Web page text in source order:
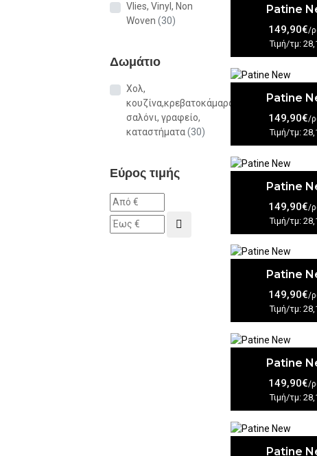
Vlies, Vinyl, Non
Woven (30)
Δωμάτιο
Χολ,
κουζίνα,κρεβατοκάμαρα,
σαλόνι, γραφείο,
καταστήματα(30)
Εύρος τιμής
Patine
149,90€/
Τιμή/τμ:
Patine
149,90€/
Τιμή/τμ:
Patine
149,90€/
Τιμή/τμ:
Patine
149,90€/
Τιμή/τμ:
Patine
149,90€/
Τιμή/τμ:
Patine